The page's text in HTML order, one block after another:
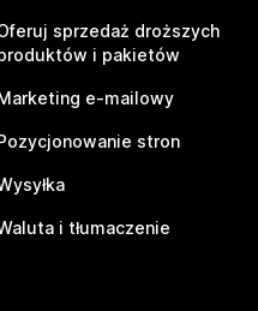
sprzedaż droższych
i pakietów
Marketing e-mailowy
Pozycjonowanie stron
i tłumaczenie